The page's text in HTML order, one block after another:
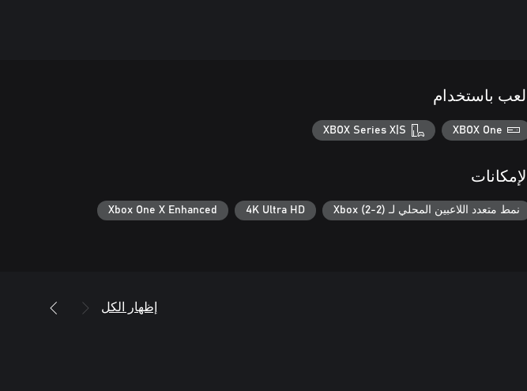
العب باستخدام
XBOX One
XBOX Series X|S
الإمكانات
نمط متعدد اللاعبين المحلي لـ Xbox (2-2) 4K Ultra HD
Xbox One X Enhanced
إظهار الكل